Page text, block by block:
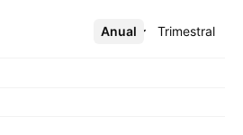
Anual Trimestral
Más